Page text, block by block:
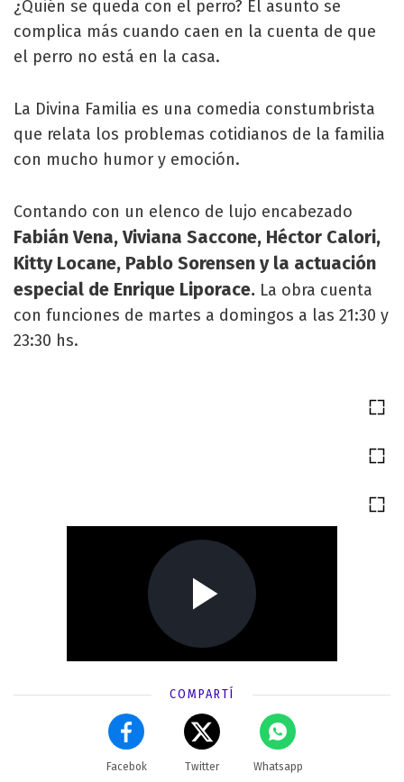
¿Quién se queda con el perro? El asunto se
complica más cuando caen en la cuenta de que
el perro no está en la casa.
La Divina Familia es una comedia constumbrista
que relata los problemas cotidianos de la familia
con mucho humor y emoción.
Contando con un elenco de lujo encabezado
Fabián Vena, Viviana Saccone, Héctor Calori,
Kitty Locane, Pablo Sorensen y la actuación
especial de Enrique Liporace. La obra cuenta
con funciones de martes a domingos a las 21:30 y
23:30 hs.
COMPARTÍ
Facebok Twitter Whatsapp